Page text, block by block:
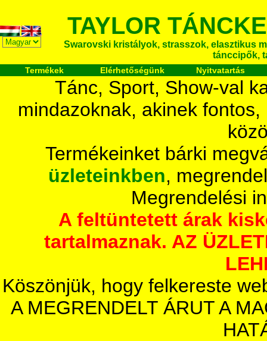
TAYLOR
Swarovski kristályok, strasszok, elasztikus
tánccipők,
Termékek Elérhetőségünk Nyitvatartás
Tánc, Sport, Show-val
mindazoknak, akinek
Termékeinket bárki
üzleteinkben,
Megrendelési
A feltüntetett árak
tartalmaznak. AZ
Köszönjük, hogy felkereste
A MEGRENDELT ÁRUT A